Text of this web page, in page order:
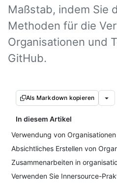
Maßstab, indem Sie
Methoden für die
Organisationen und
GitHub.
Als Markdown kopieren
In diesem Artikel
Verwendung von
Absichtliches Erstellen von
Zusammenarbeiten in
Verwenden Sie Innersource-